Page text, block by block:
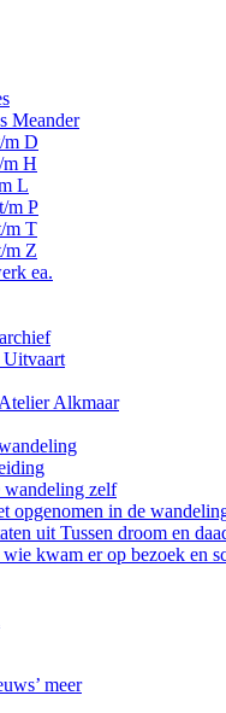
Meander
m D
m H
L
m P
m T
m Z
ea.
Uitvaart
Alkmaar
wandeling zelf
opgenomen in de
uit Tussen droom en
kwam er op bezoek en
meer